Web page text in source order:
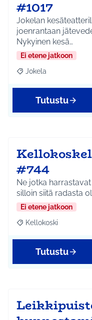
#1017
Jokelan
joenrantaan
Nykyinen kesä…
Ei etene jatkoon
Rajaa tulokset
Jokela
Tutustu
#744
Ne jotka
silloin siitä radasta
Ei etene jatkoon
Rajaa tulokset
Kellokoski
Tutustu